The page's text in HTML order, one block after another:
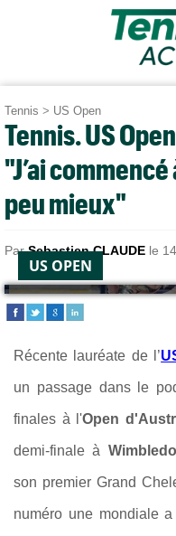
Tennis > US Open
Tennis. US
"J’ai
peu mieux"
ParSebastien CLAUDE le
US OPEN
Récente lauréate de l’
un passage dans le
finales à l'Open
demi-finale à
son premier Grand
numéro une mondiale